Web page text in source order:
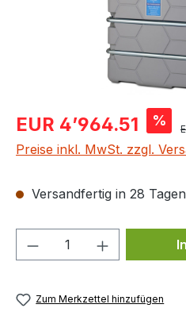
Verkaufspreis:
EUR 4’964.51 %
Preise inkl. MwSt. zzgl.
Versandfertig in 28
Produkt Anzahl:
Zum Merkzettel hinzufügen